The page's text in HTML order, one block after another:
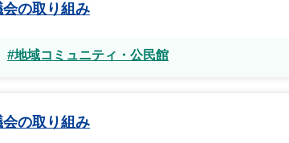
の取り組み
#地域コミュニティ・公民館
の取り組み